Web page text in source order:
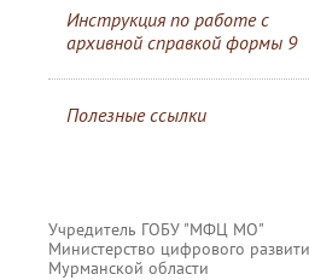
Инструкция по работе с
архивной справкой формы 9
Полезные ссылки
Учредитель ГОБУ "МФЦ МО"
Министерство цифрового
Мурманской области